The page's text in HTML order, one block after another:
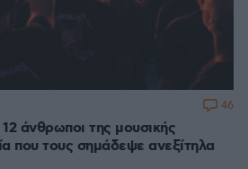
άνθρωποι της μουσικής
που τους σημάδεψε ανεξίτηλα
46